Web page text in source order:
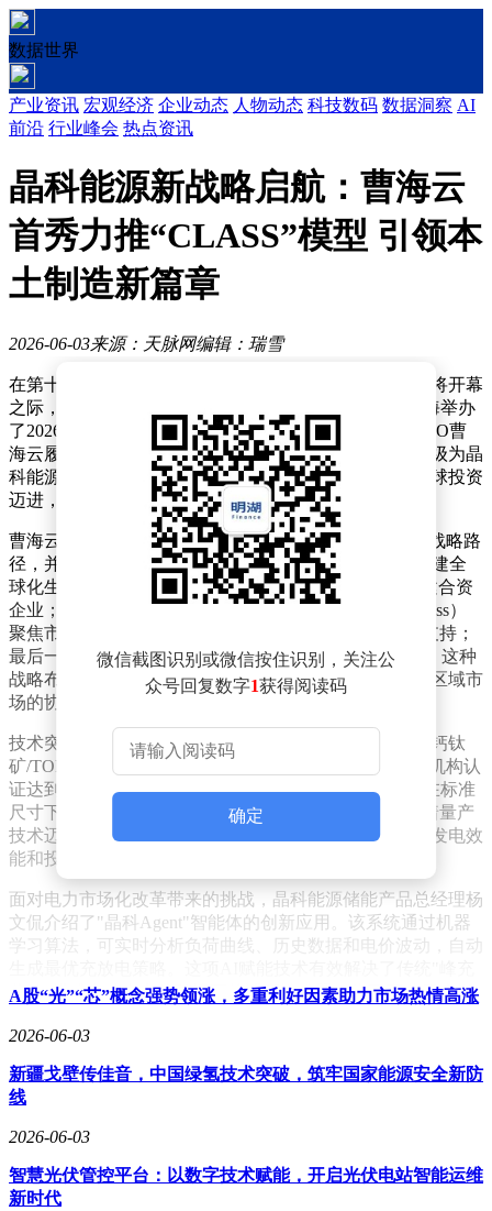
数据世界
产业资讯 宏观经济 企业动态 人物动态 科技数码 数据洞察 AI
前沿 行业峰会 热点资讯
晶科能源新战略启航：曹海云
首秀力推“CLASS”模型 引领本
土制造新篇章
2026-06-03来源：天脉网编辑：瑞雪
在第十九届国际太阳能光伏和智慧能源大会暨展览会即将开幕
之际，光伏行业领军企业晶科能源（688223.SH）于上海举办
了2026年新品发布暨媒体交流活动。此次活动是公司CEO曹
海云履新后首次公开亮相，他明确提出全球化战略已升级为晶
科能源的核心基因，公司正从全球营销、全球制造向全球投资
迈进，正式开启全球制造3.0时代。
曹海云详细阐释了以"本土制造供应本土市场"为核心的战略路
径，并推出"CLASS"实施模型。该模型通过五大维度构建全
球化生态：C（Co-investment）强调与重点市场伙伴共建合资
企业；L（Licensing）侧重技术专利授权输出；A（Access）
聚焦市场准入体系搭建；S（Service）提供全链条服务支持；
最后一个S（Sharing）致力于与本土伙伴共享发展红利。这种
战略布局既保障了全球供应链的稳定性，又深化了与各区域市
场的协同效应。
技术突破方面，晶科能源研发副总裁张昕宇宣布，公司钙钛
矿/TOPCon叠层电池效率第33次刷新世界纪录，经权威机构认
证达到34.82%。同步推出的飞虎5组件实现重大升级，在标准
尺寸下功率突破700W大关，转换效率达25.91%，标志着量产
技术迈入新阶段。这些创新成果将显著提升光伏系统的发电效
能和投资回报率。
面对电力市场化改革带来的挑战，晶科能源储能产品总经理杨
文侃介绍了"晶科Agent"智能体的创新应用。该系统通过机器
学习算法，可实时分析负荷曲线、历史数据和电价波动，自动
谷放"模式在动态电价环境下的适应性难题，为工商业用户提
产品。该组件通过UL94 V-0级防火认证，具备正面7000帕、
背面5000帕的超高载荷能力，可抵御直径50毫米冰雹冲击。目
应性获得客户高度认可，为算力基础设施的绿色转型提供了关
键解决方案。
微信截图识别或微信按住识别，关注公
众号回复数字1获得阅读码
确定
A股“光”“芯”概念强势领涨，多重利好因素助力市场热情高涨
2026-06-03
新疆戈壁传佳音，中国绿氢技术突破，筑牢国家能源安全新防
线
2026-06-03
智慧光伏管控平台：以数字技术赋能，开启光伏电站智能运维
新时代